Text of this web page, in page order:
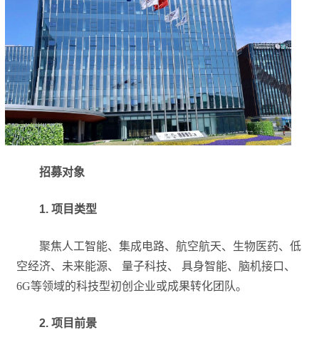
招募对象
1. 项目类型
聚焦人工智能、集成电路、航空航天、生物医药、低
空经济、未来能源、 量子科技、 具身智能、脑机接口、
6G等领域的科技型初创企业或成果转化团队。
2. 项目前景